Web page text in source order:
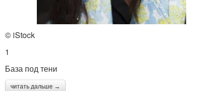
© iStock
1
База под тени
читать дальше →